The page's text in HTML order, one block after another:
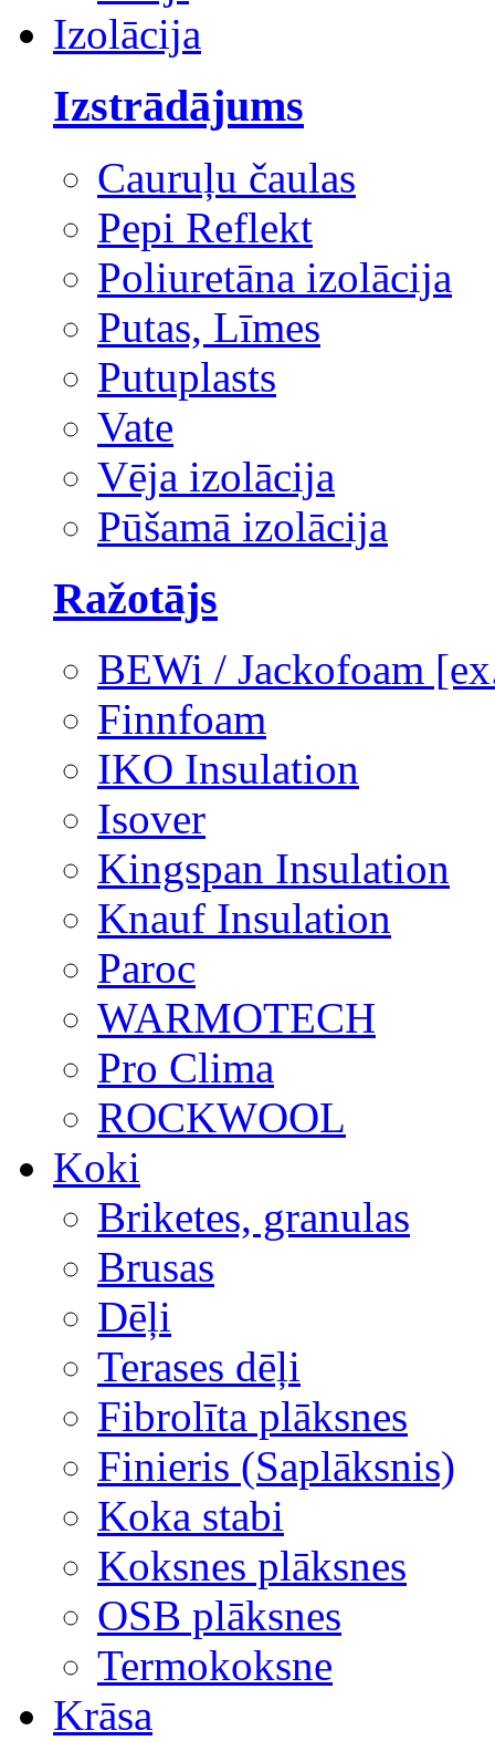
Izolācija
Izstrādājums
Cauruļu čaulas
Pepi Reflekt
Poliuretāna izolācija
Putas, Līmes
Putuplasts
Vate
Vēja izolācija
Pūšamā izolācija
Ražotājs
BEWi / Jackofoam
Finnfoam
IKO Insulation
Isover
Kingspan Insulation
Knauf Insulation
Paroc
WARMOTECH
Pro Clima
ROCKWOOL
Koki
Briketes, granulas
Brusas
Dēļi
Terases dēļi
Fibrolīta plāksnes
Finieris (Saplāksnis)
Koka stabi
Koksnes plāksnes
OSB plāksnes
Termokoksne
Krāsa